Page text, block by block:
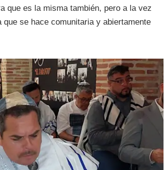
que es la misma también, pero a la vez
se hace comunitaria y abiertamente